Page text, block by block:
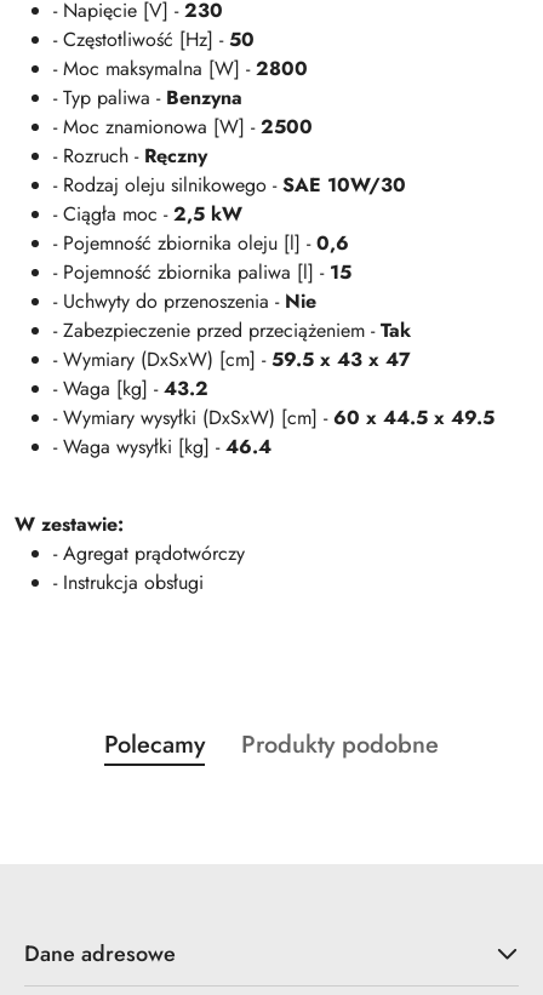
- Napięcie [V] -230
- Częstotliwość [Hz] -50
- Moc maksymalna [W] -2800
- Typ paliwa - Benzyna
- Moc znamionowa [W] -2500
- Rozruch - Ręczny
- Rodzaj oleju silnikowego -SAE 10W/30
- Ciągła moc -2,5 kW
- Pojemność zbiornika oleju [l] -0,6
- Pojemność zbiornika paliwa [l] - 15
- Uchwyty do przenoszenia - Nie
- Zabezpieczenie przed przeciążeniem -Tak
- Wymiary (DxSxW) [cm] -59.5 x 43 x 47
- Waga [kg] -43.2
- Wymiary wysyłki (DxSxW) [cm] -60 x 44.5 x 49.5
- Waga wysyłki [kg] -46.4
W zestawie:
- Agregat prądotwórczy
- Instrukcja obsługi
Pomiń karuzelę produktów
Produkty
o
Polecamy
Produkty
Produkty podobne
Dane adresowe